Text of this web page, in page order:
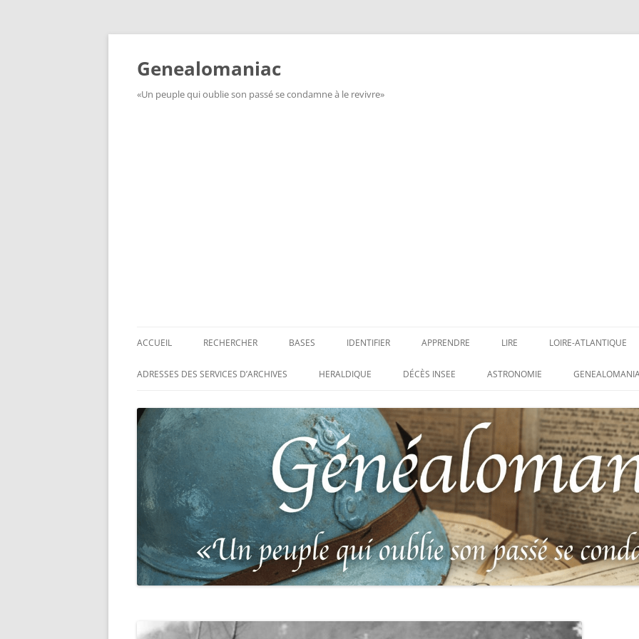
Aller
Genealomaniac
«Un peuple qui oublie son passé se condamne à le revivre»
ACCUEIL RECHERCHER
RECHERCHER UN SOLDAT
RECHERCHER UNE CARTE DE
COMBATTANT
RECHERCHER UN RÉSISTANT
RECHERCHER UN PRISONNIER DE
GUERRE
RECHERCHER UNE VICTIME DES
PERSÉCUTIONS NAZIS
RECHERCHER UN SOLDAT
RECHERCHER UN SOLDAT
BASES
BASE DES CONDAMNATIONS À
BASE DES HISTORIQUES
RÉGIMENTAIRES
BASE DE RECHERCHE DES
TABLEAUX D’HONNEUR DE
L’ILLUSTRATION, VÉRITABLE LIVRE
D’OR, RÉUNISSANT LES PORTRAITS
DES PLUS HÉROÏQUES SOLDATS
DE 1914-1918
BASE DES DISPARUS DU JOURNAL
PHARE DE LA LOIRE – « HOMMAGE
IDENTIFIER
INSIGNES, ATTRIBUTS ET GRADES
IDENTIFIER UNE PATTE DE COLLET
(INSIGNE DE COL)
IDENTIFIER UNE MÉDAILLE OU
DÉCORATION
LEXIQUE DES ABRÉVIATIONS
MILITAIRES
CATALOGUES DES OBLITÉRATIONS
MILITAIRES FRANÇAISES 1914-1918
APPRENDRE
APPRENDRE
LIRE
LIRE
LOIRE-ATLANTIQUE
LES ENFANTS DU
CARRÉ MILITAIRE
CLION-SUR-MER
LES SOLDATS
N°65 – LE CLION-
LE CLION-SUR-MER :
AUX MORTS VIRTUEL
FRANCO-ALLEMANDE
1871
ADRESSES DES SERVICES D’ARCHIVES HERALDIQUE DÉCÈS INSEE ASTRONOMIE